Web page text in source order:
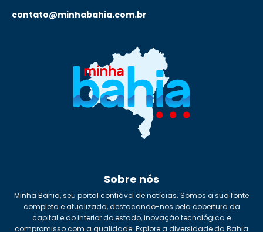
contato@minhabahia.com.br
Sobre nós
Minha Bahia, seu portal confiável de notícias. Somos a sua fonte
completa e atualizada, destacando-nos pela cobertura da
capital e do interior do estado, inovação tecnológica e
compromisso com a qualidade. Explore a diversidade da Bahia